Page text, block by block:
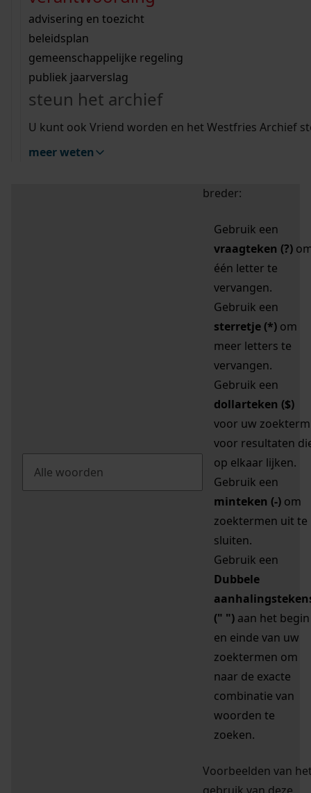
bouwvergunningen
omgevingsvergunningen
vergunningen
beeld en geluid
uitleg nodig?
Wij helpen u op weg met een aantal zoektips.
bekijk alle zoektips
Wij helpen u op weg met een aantal zoektips.
bekijk alle zoektips
bekijk ons geschiedenislokaal
advisering en toezicht
beleidsplan
gemeenschappelijke regeling
publiek jaarverslag
steun het archief
U kunt ook Vriend worden en het Westfries Archief
meer weten
zoektips
Mijn Studiezaal (inloggen)
uw zoekopdracht te
breder:
Gebruik een
vraagteken (?)
één letter te
vervangen.
Gebruik een
sterretje (*) om
meer letters te
vervangen.
Gebruik een
dollarteken ($)
voor uw zoekterm
voor resultaten
op elkaar lijken.
Gebruik een
minteken (-) om
zoektermen uit te
sluiten.
Gebruik een
Dubbele
(" ") aan het begin
en einde van uw
zoektermen om
naar de exacte
combinatie van
woorden te
zoeken.
Voorbeelden van